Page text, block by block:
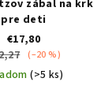
zábal na krk
pre deti
€17,80
(–20 %)
(>5 ks)